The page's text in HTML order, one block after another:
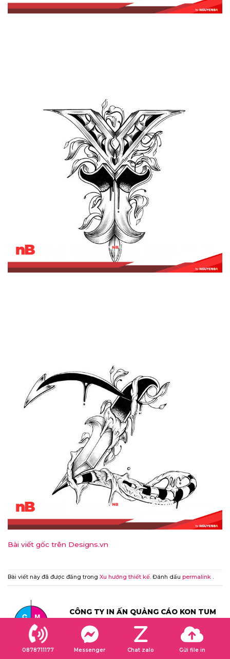
Bài viết gốc trên Designs.vn
Bài viết này đã được đăng trong Xu hướng thiết kế. Đánh dấu permalink .
CÔNG TY IN ẤN QUẢNG CÁO KON TUM
Công ty in ấn và thi công bảng hiệu chất
lượng, giá rẻ và uy tín nhất Kon Tum. Giải
pháp tiết kiệm chi phí và thời gian đi lại cho
0878711177 Messenger Chat zalo Gửi file in